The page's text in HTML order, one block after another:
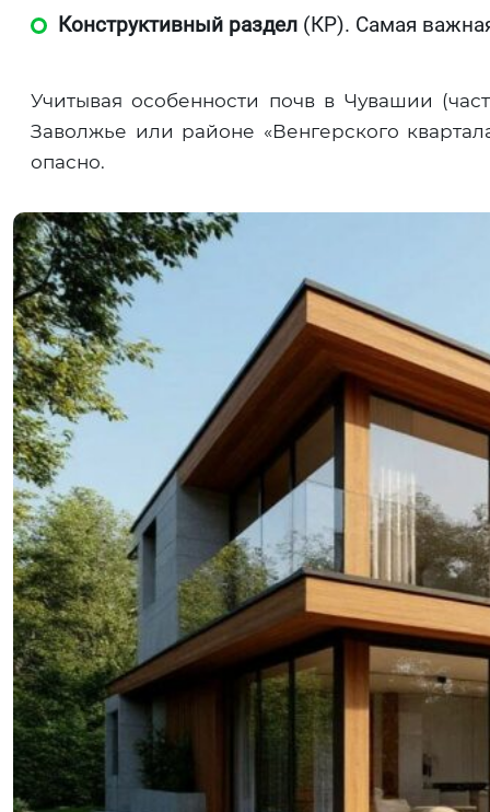
Конструктивный раздел (КР). Самая
Учитывая особенности почв в Чувашии
Заволжье или районе «Венгерского
опасно.